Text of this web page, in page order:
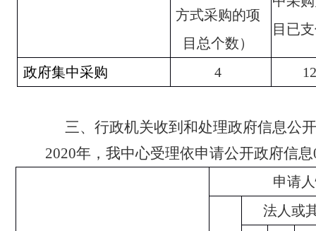
方式采购的项
目总个数）
目已
政府集中采购 4
三、行政机关收到和处理政府信息公
2020年，我中心受理依申请公开政府信息
申请
法人或